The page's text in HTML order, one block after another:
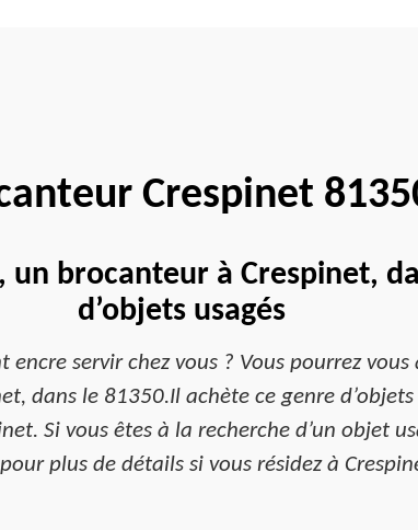
Crespinet
brocanteur à Crespinet,
d’objets usagés
servir chez vous ? Vous pourrez
dans le 81350.Il achète ce genre
Si vous êtes à la recherche d’un objet
plus de détails si vous résidez à